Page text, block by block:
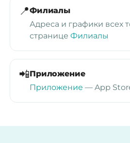
📍Филиалы
Адреса и графики всех
странице Филиалы
📲Приложение
Приложение — App